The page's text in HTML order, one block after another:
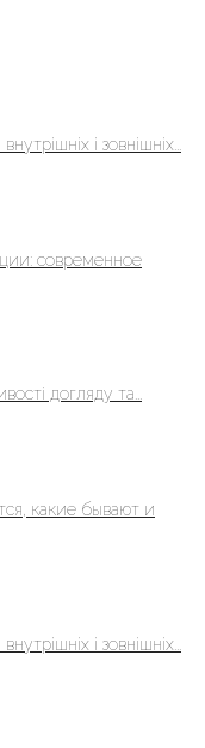
і зовнішніх...
современное
догляду та...
какие бывают и
і зовнішніх...